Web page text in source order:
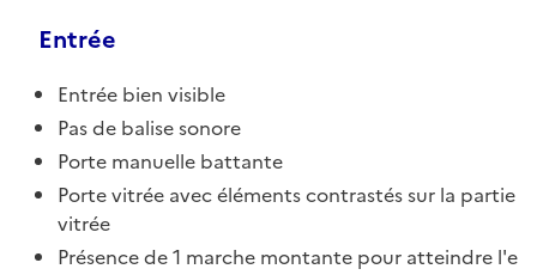
Entrée
Entrée bien visible
Pas de balise sonore
Porte manuelle battante
Porte vitrée avec éléments contrastés sur la partie
vitrée
Présence de 1 marche montante pour atteindre l'e